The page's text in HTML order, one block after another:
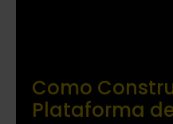
Como
Plataforma